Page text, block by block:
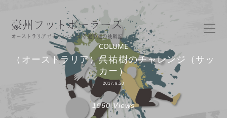
豪州フットボーラーズ
オーストラリアでチャレンジする選手達の挑戦記
COLUME
（オーストラリア）呉祐樹のチャレンジ（サッ
カー）
2017.8.20
1960 Views